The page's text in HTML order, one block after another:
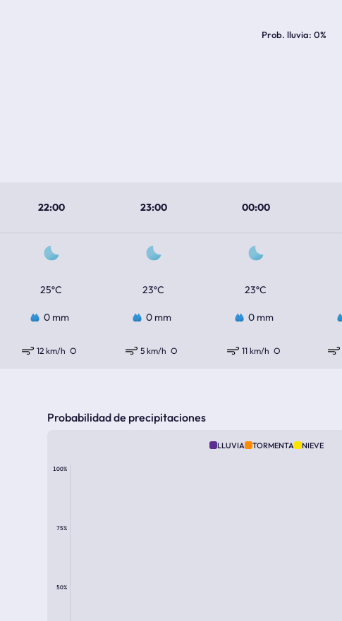
Prob. lluvia 0%
22:00 23:00 00:00
25ºC 23ºC 23ºC
0 mm 0 mm 0 mm
12 km/h O 5 km/h O 11 km/h O
Probabilidad de precipitaciones
LLUVIA TORMENTA NIEVE
100%
75%
50%